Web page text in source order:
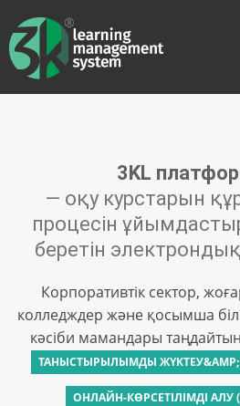
3KL
— оқу курстарын
процесін
беретін
Корпоративтік сектор,
колледждер және қосымша
кәсіби мамандары
ТАНЫСТЫРЫЛЫМДЫ
ОНЛАЙН-КӨРСЕТІЛІМДІ АЛУ